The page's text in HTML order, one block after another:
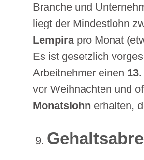
Branche und
liegt der Mindestlohn
Lempirapro Monat
Es ist gesetzlich
Arbeitnehmer einen
vor Weihnachten und
Monatslohn erhalten,